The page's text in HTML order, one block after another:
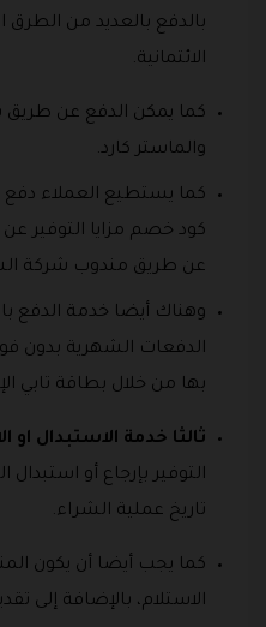
بالدفع بالعديد من الطرق
الائتمانية.
كما يمكن الدفع عن طريق
والماستر كارد.
كما يستطيع العملاء
كود خصم مزايا التوفير عن
عن طريق مندوب شركة
وهناك أيضا خدمة الدفع
الدفعات الشهرية بدون
بها من خلال بطاقة تابي
ثالثا خدمة الاستبدال او
تاريخ عملية الشراء.
كما يجب أيضا أن يكون
الاستلام، بالإضافة إلى